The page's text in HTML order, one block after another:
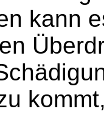
kann